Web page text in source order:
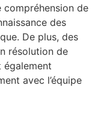
de
des
De plus, des
résolution de
également
avec l’équipe